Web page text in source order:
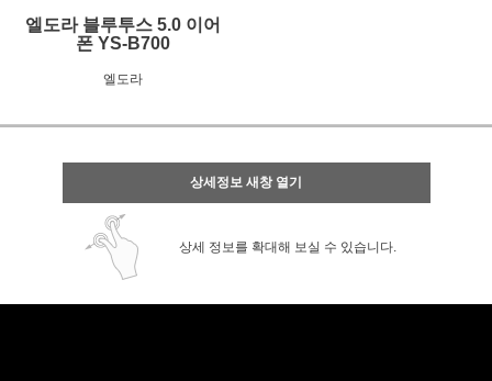
엘도라 블루투스 5.0 이어
폰 YS-B700
엘도라
상세정보 새창 열기
상세 정보를 확대해 보실 수 있습니다.